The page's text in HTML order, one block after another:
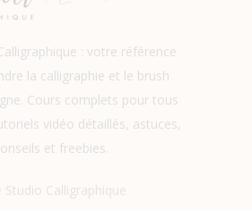
: votre référence
la calligraphie et le brush
Cours complets pour tous
vidéo détaillés, astuces,
et freebies.
Studio Calligraphique